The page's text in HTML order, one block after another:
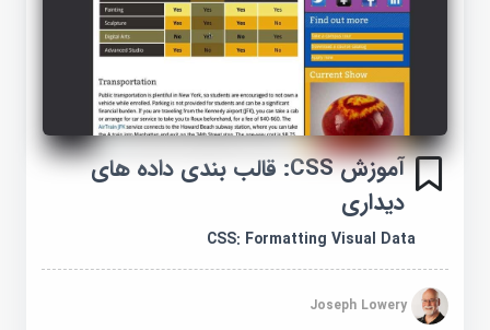
آموزش CSS: قالب بندی داده های
دیداری
CSS: Formatting Visual Data
Joseph Lowery